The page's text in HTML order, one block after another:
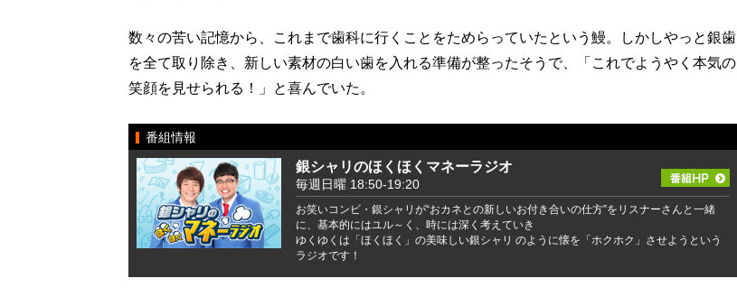
数々の苦い記憶から、これまで歯科に行くことをためらっていたという鰻。しかしやっと銀歯
を全て取り除き、新しい素材の白い歯を入れる準備が整ったそうで、「これでようやく本気の
笑顔を見せられる！」と喜んでいた。
番組情報
銀シャリのほくほくマネーラジオ
毎週日曜 18:50-19:20
お笑いコンビ・銀シャリが“おカネとの新しいお付き合いの仕方”をリスナーさんと一緒
に、基本的にはユル～く、時には深く考えていき
ゆくゆくは「ほくほく」の美味しい銀シャリ のように懐を「ホクホク」させようという
ラジオです！